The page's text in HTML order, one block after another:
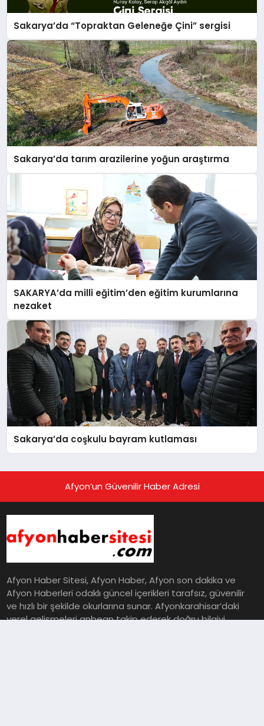
Sakarya’da “Topraktan Geleneğe Çini” sergisi
Sakarya’da tarım arazilerine yoğun araştırma
SAKARYA’da milli eğitim’den eğitim kurumlarına
nezaket
Sakarya’da coşkulu bayram kutlaması
Afyon’un Güvenilir Haber Adresi
Afyon Haber Sitesi, Afyon Haber, Afyon son dakika ve
Afyon Haberleri odaklı güncel içerikleri tarafsız, güvenilir
ve hızlı bir şekilde okurlarına sunar. Afyonkarahisar’daki
yerel gelişmeleri anbean takip ederek doğru bilgiyi